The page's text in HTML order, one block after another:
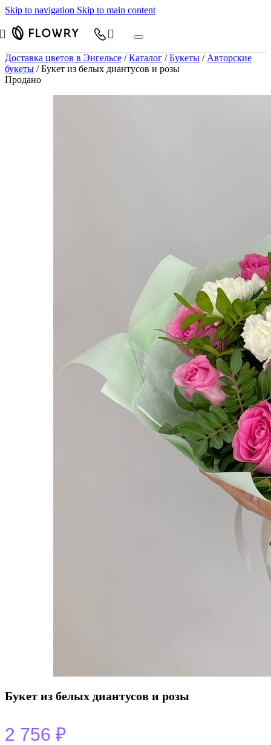
Skip to navigation Skip to main content
Доставка цветов в Энгельсе / Каталог / Букеты / Авторские
букеты /Букет из белых диантусов и розы
Продано
Букет из белых диантусов и розы
2 756 ₽